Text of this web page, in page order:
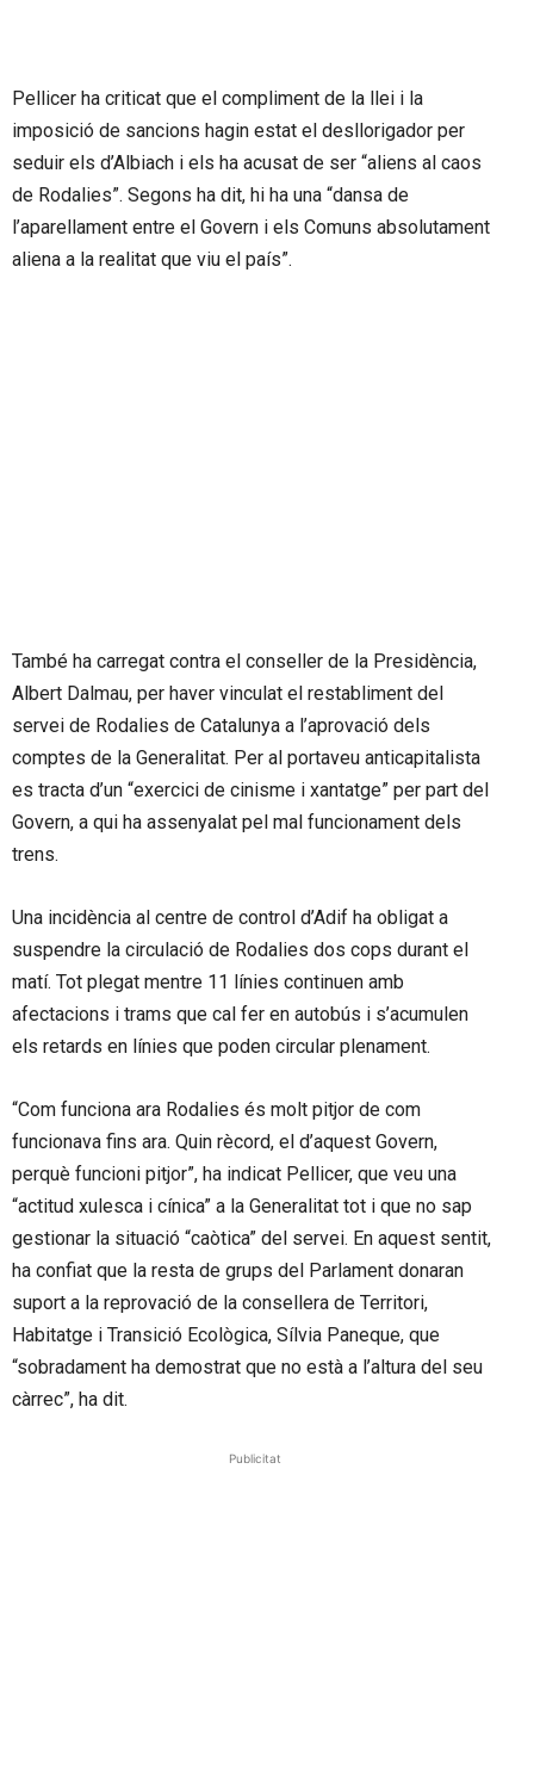
Pellicer ha criticat que el compliment de la llei i la
imposició de sancions hagin estat el desllorigador per
seduir els d’Albiach i els ha acusat de ser “aliens al caos
de Rodalies”. Segons ha dit, hi ha una “dansa de
l’aparellament entre el Govern i els Comuns absolutament
aliena a la realitat que viu el país”.
També ha carregat contra el conseller de la Presidència,
Albert Dalmau, per haver vinculat el restabliment del
servei de Rodalies de Catalunya a l’aprovació dels
comptes de la Generalitat. Per al portaveu anticapitalista
es tracta d’un “exercici de cinisme i xantatge” per part del
Govern, a qui ha assenyalat pel mal funcionament dels
trens.
Una incidència al centre de control d’Adif ha obligat a
suspendre la circulació de Rodalies dos cops durant el
matí. Tot plegat mentre 11 línies continuen amb
afectacions i trams que cal fer en autobús i s’acumulen
els retards en línies que poden circular plenament.
“Com funciona ara Rodalies és molt pitjor de com
funcionava fins ara. Quin rècord, el d’aquest Govern,
perquè funcioni pitjor”, ha indicat Pellicer, que veu una
“actitud xulesca i cínica” a la Generalitat tot i que no sap
gestionar la situació “caòtica” del servei. En aquest sentit,
ha confiat que la resta de grups del Parlament donaran
suport a la reprovació de la consellera de Territori,
Habitatge i Transició Ecològica, Sílvia Paneque, que
“sobradament ha demostrat que no està a l’altura del seu
càrrec”, ha dit.
Publicitat